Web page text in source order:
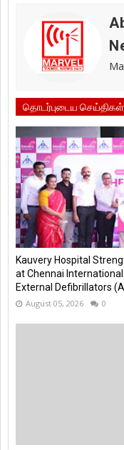
தொடர்புடைய செய்திகள்
Kauvery Hospital
at Chennai
External Defibrillators
August 05, 2026 0